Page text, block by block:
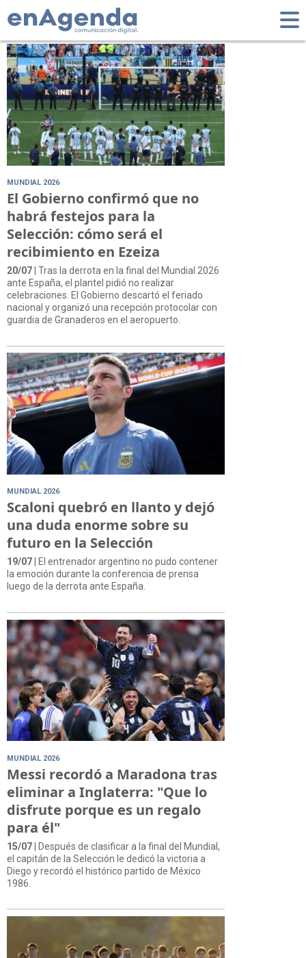
Tag: Selección
MUNDIAL 2026
El Gobierno confirmó que no
habrá festejos para la
Selección: cómo será el
recibimiento en Ezeiza
20/07 | Tras la derrota en la final del Mundial 2026
ante España, el plantel pidió no realizar
celebraciones. El Gobierno descartó el feriado
nacional y organizó una recepción protocolar con
guardia de Granaderos en el aeropuerto.
MUNDIAL 2026
Scaloni quebró en llanto y dejó
una duda enorme sobre su
futuro en la Selección
19/07 | El entrenador argentino no pudo contener
la emoción durante la conferencia de prensa
luego de la derrota ante España.
MUNDIAL 2026
Messi recordó a Maradona tras
eliminar a Inglaterra: "Que lo
disfrute porque es un regalo
para él"
15/07| Después de clasificar a la final del Mundial,
el capitán de la Selección le dedicó la victoria a
Diego y recordó el histórico partido de México
1986.